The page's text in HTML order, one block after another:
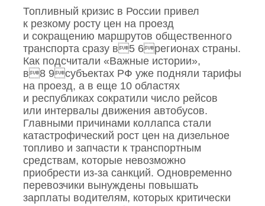
Топливный кризис в России привел
к резкому росту цен на проезд
и сокращению маршрутов общественного
транспорта сразу в5 6регионах страны.
Как подсчитали «Важные истории»,
в8 9субъектах РФ уже подняли тарифы
на проезд, а в еще 10 областях
и республиках сократили число рейсов
или интервалы движения автобусов.
Главными причинами коллапса стали
катастрофический рост цен на дизельное
топливо и запчасти к транспортным
средствам, которые невозможно
приобрести из‑за санкций. Одновременно
перевозчики вынуждены повышать
зарплаты водителям, которых критически